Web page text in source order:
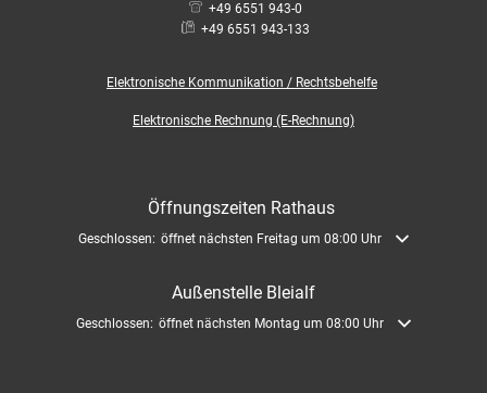
+49 6551 943-0
+49 6551 943-133
Elektronische Kommunikation / Rechtsbehelfe
Elektronische Rechnung (E-Rechnung)
Öffnungszeiten Rathaus
Klicken, um weitere Öffnungs- oder Schließzeiten auszublenden
Geschlossen: öffnet nächsten Freitag um 08:00 Uhr
Außenstelle Bleialf
Klicken, um weitere Öffnungs- oder Schließzeiten auszublenden
Geschlossen: öffnet nächsten Montag um 08:00 Uhr